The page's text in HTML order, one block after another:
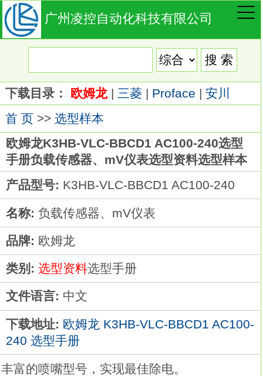
广州凌控自动化科技有限公司
下载目录： 欧姆龙| 三菱| Proface | 安川
首 页>> 选型样本
欧姆龙K3HB-VLC-BBCD1 AC100-240选型
手册负载传感器、mV仪表选型资料选型样本
产品型号: K3HB-VLC-BBCD1 AC100-240
名称: 负载传感器、mV仪表
品牌: 欧姆龙
类别: 选型资料选型手册
文件语言: 中文
下载地址: 欧姆龙 K3HB-VLC-BBCD1 AC100-
240 选型手册
丰富的喷嘴型号，实现最佳除电。